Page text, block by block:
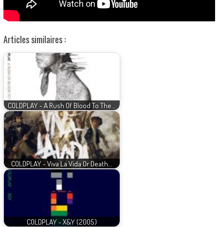
Articles similaires :
COLDPLAY - A Rush Of Blood To The…
COLDPLAY - Viva La Vida Or Death…
COLDPLAY - X&Y (2005)